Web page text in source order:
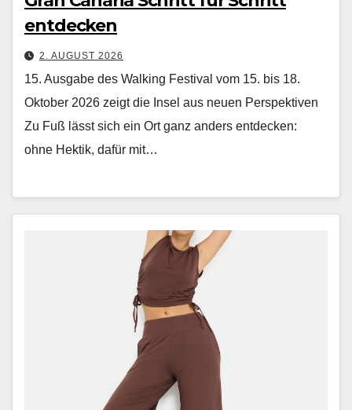
entdecken
2. AUGUST 2026
15. Ausgabe des Walking Festival vom 15. bis 18.
Oktober 2026 zeigt die Insel aus neuen Perspektiven
Zu Fuß lässt sich ein Ort ganz anders ent­deck­en:
ohne Hek­tik, dafür mit…